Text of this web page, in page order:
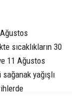
sıcaklıkların 30
11 Ağustos
yağışlı